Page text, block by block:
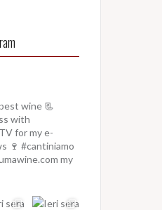
wine 📃
with
for my e-
🍷 #cantiniamo
my